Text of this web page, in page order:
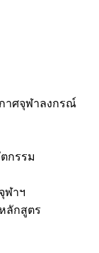
าศจุฬาลงกรณ์
กรรม
ฬาฯ
ลักสูตร